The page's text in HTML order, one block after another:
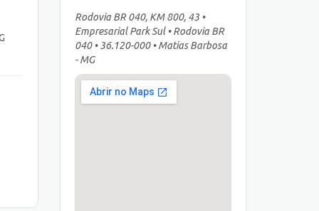
Rodovia BR 040, KM 800, 43 •
Empresarial Park Sul • Rodovia BR
040 • 36.120-000 • Matias Barbosa
- MG